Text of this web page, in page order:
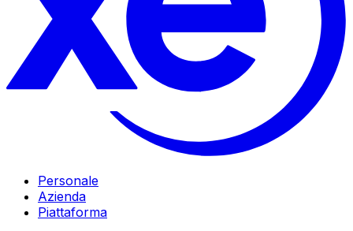
Personale
Azienda
Piattaforma